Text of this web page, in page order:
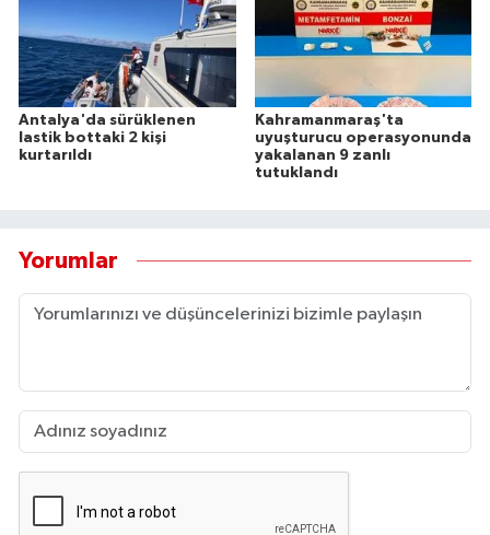
Antalya'da sürüklenen
lastik bottaki 2 kişi
kurtarıldı
Kahramanmaraş'ta
uyuşturucu operasyonunda
yakalanan 9 zanlı
tutuklandı
Yorumlar